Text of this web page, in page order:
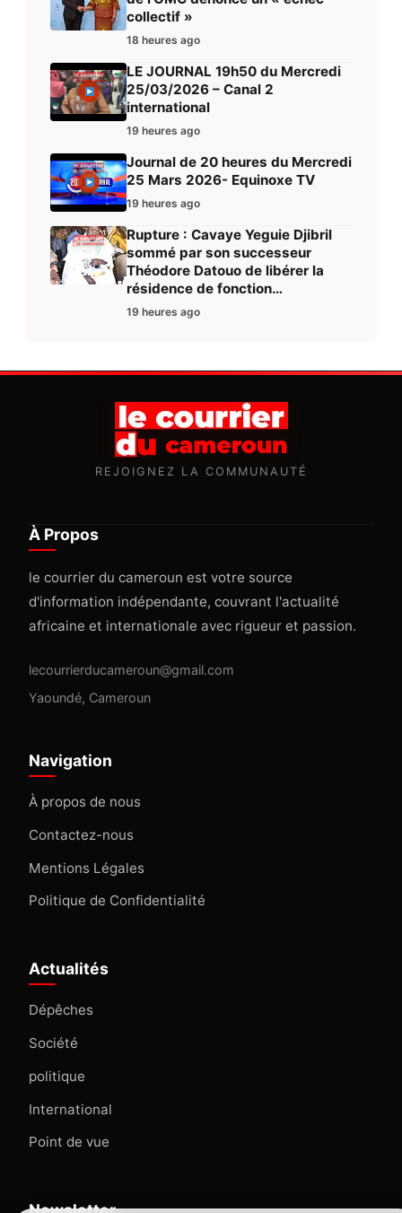
collectif »
18 heures ago
LE JOURNAL 19h50 du Mercredi
25/03/2026 – Canal 2
international
19 heures ago
Journal de 20 heures du Mercredi
25 Mars 2026- Equinoxe TV
19 heures ago
Rupture : Cavaye Yeguie Djibril
sommé par son successeur
Théodore Datouo de libérer la
résidence de fonction…
19 heures ago
REJOIGNEZ LA COMMUNAUTÉ
À Propos
le courrier du cameroun est votre source
d'information indépendante, couvrant l'actualité
africaine et internationale avec rigueur et passion.
lecourrierducameroun@gmail.com
Yaoundé, Cameroun
Navigation
À propos de nous
Contactez-nous
Mentions Légales
Politique de Confidentialité
Actualités
Dépêches
Société
politique
International
Point de vue